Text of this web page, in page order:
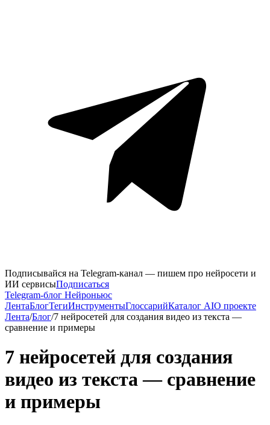
Подписывайся на Telegram-канал — пишем про нейросети и
ИИ сервисыПодписаться
Telegram-блог Нейроньюс
ЛентаБлогТегиИнструментыГлоссарийКаталог AIО проекте
Лента/Блог/7 нейросетей для создания видео из текста —
сравнение и примеры
7 нейросетей для создания
видео из текста — сравнение
и примеры